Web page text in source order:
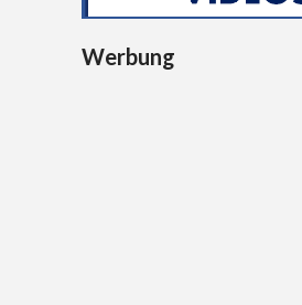
Werbung